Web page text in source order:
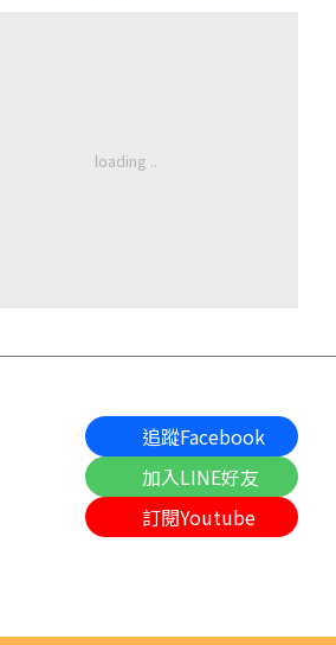
追蹤Facebook
加入LINE好友
訂閱Youtube